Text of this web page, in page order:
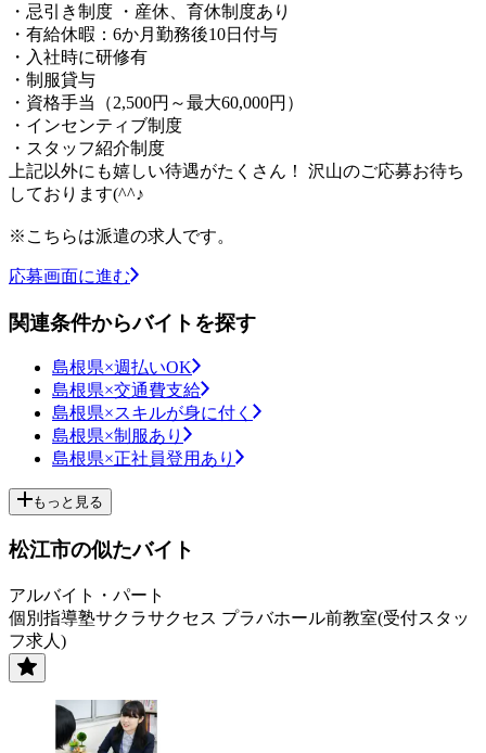
・忌引き制度 ・産休、育休制度あり
・有給休暇：6か月勤務後10日付与
・入社時に研修有
・制服貸与
・資格手当（2,500円～最大60,000円）
・インセンティブ制度
・スタッフ紹介制度
上記以外にも嬉しい待遇がたくさん！ 沢山のご応募お待ち
しております(^^♪
※こちらは派遣の求人です。
応募画面に進む
関連条件からバイトを探す
島根県×週払いOK
島根県×交通費支給
島根県×スキルが身に付く
島根県×制服あり
島根県×正社員登用あり
もっと見る
松江市の似たバイト
アルバイト・パート
個別指導塾サクラサクセス プラバホール前教室(受付スタッ
フ求人)